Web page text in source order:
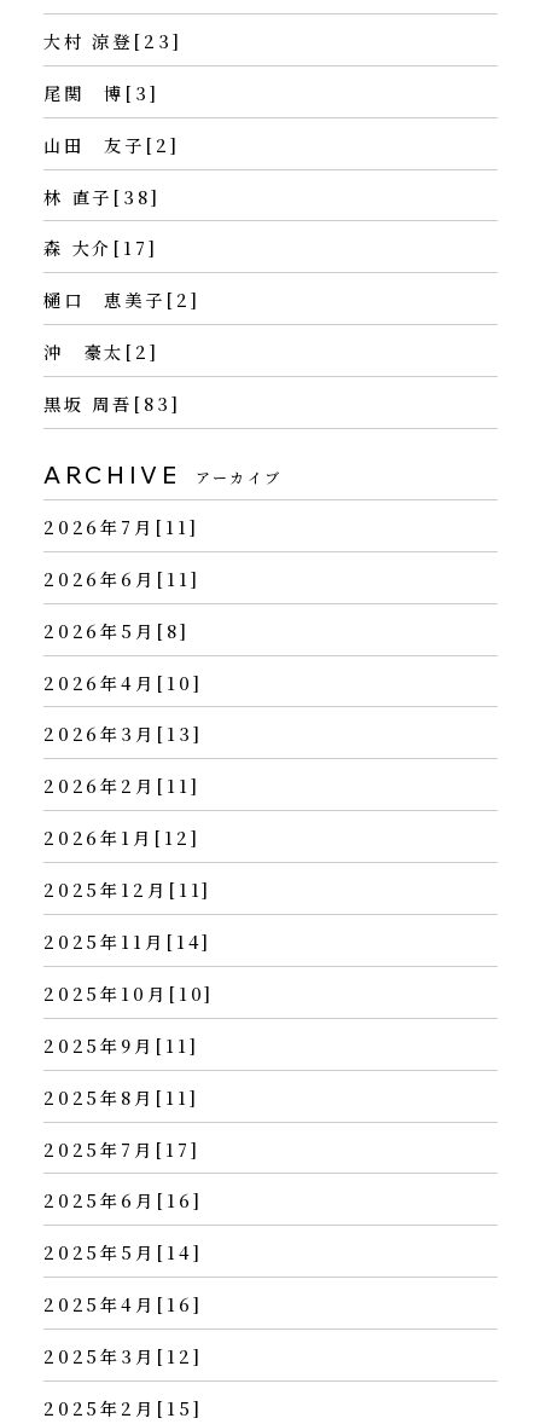
大村 涼登[23]
尾関 博[3]
山田 友子[2]
林 直子[38]
森 大介[17]
樋口 恵美子[2]
沖 豪太[2]
黒坂 周吾[83]
ARCHIVE アーカイブ
2026年7月[11]
2026年6月[11]
2026年5月[8]
2026年4月[10]
2026年3月[13]
2026年2月[11]
2026年1月[12]
2025年12月[11]
2025年11月[14]
2025年10月[10]
2025年9月[11]
2025年8月[11]
2025年7月[17]
2025年6月[16]
2025年5月[14]
2025年4月[16]
2025年3月[12]
2025年2月[15]